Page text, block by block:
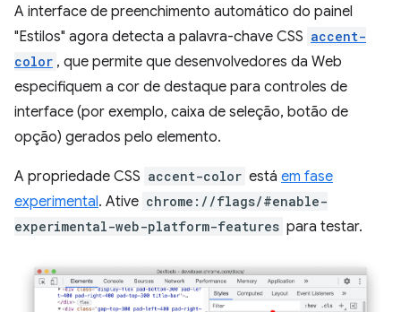
A interface de preenchimento automático do painel
"Estilos" agora detecta a palavra-chave CSS accent-
color , que permite que desenvolvedores da Web
especifiquem a cor de destaque para controles de
interface (por exemplo, caixa de seleção, botão de
opção) gerados pelo elemento.
A propriedade CSS accent-color está em fase
experimental. Ative chrome://flags/#enable-
experimental-web-platform-features para testar.